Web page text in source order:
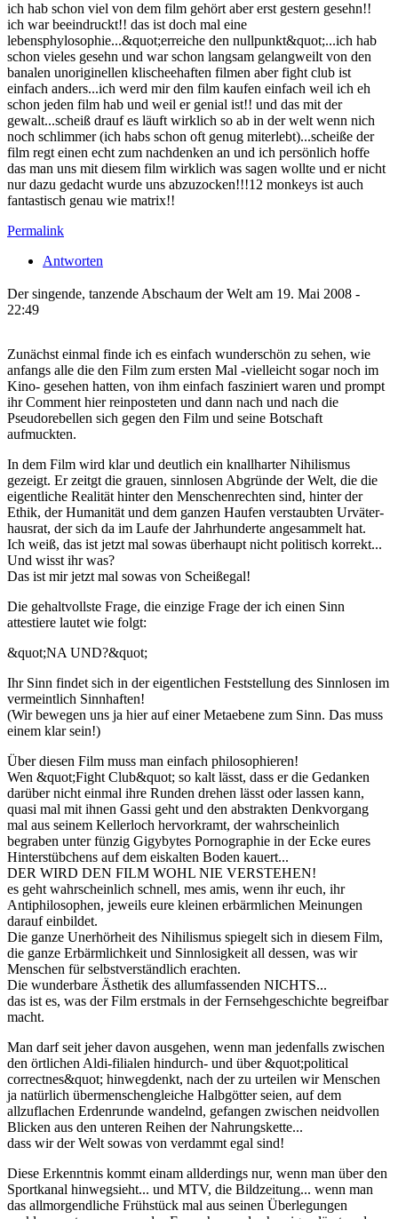
ich hab schon viel von dem film gehört aber erst gestern gesehn!!
ich war beeindruckt!! das ist doch mal eine
lebensphylosophie...&quot;erreiche den nullpunkt&quot;...ich hab
schon vieles gesehn und war schon langsam gelangweilt von den
banalen unoriginellen klischeehaften filmen aber fight club ist
einfach anders...ich werd mir den film kaufen einfach weil ich eh
schon jeden film hab und weil er genial ist!! und das mit der
gewalt...scheiß drauf es läuft wirklich so ab in der welt wenn nich
noch schlimmer (ich habs schon oft genug miterlebt)...scheiße der
film regt einen echt zum nachdenken an und ich persönlich hoffe
das man uns mit diesem film wirklich was sagen wollte und er nicht
nur dazu gedacht wurde uns abzuzocken!!!12 monkeys ist auch
fantastisch genau wie matrix!!
Permalink
Antworten
Der singende, tanzende Abschaum der Welt am 19. Mai 2008 -
22:49
Zunächst einmal finde ich es einfach wunderschön zu sehen, wie
anfangs alle die den Film zum ersten Mal -vielleicht sogar noch im
Kino- gesehen hatten, von ihm einfach fasziniert waren und prompt
ihr Comment hier reinposteten und dann nach und nach die
Pseudorebellen sich gegen den Film und seine Botschaft
aufmuckten.
In dem Film wird klar und deutlich ein knallharter Nihilismus
gezeigt. Er zeitgt die grauen, sinnlosen Abgründe der Welt, die die
eigentliche Realität hinter den Menschenrechten sind, hinter der
Ethik, der Humanität und dem ganzen Haufen verstaubten Urväter-
hausrat, der sich da im Laufe der Jahrhunderte angesammelt hat.
Ich weiß, das ist jetzt mal sowas überhaupt nicht politisch korrekt...
Und wisst ihr was?
Das ist mir jetzt mal sowas von Scheißegal!
Die gehaltvollste Frage, die einzige Frage der ich einen Sinn
attestiere lautet wie folgt:
&quot;NA UND?&quot;
Ihr Sinn findet sich in der eigentlichen Feststellung des Sinnlosen im
vermeintlich Sinnhaften!
(Wir bewegen uns ja hier auf einer Metaebene zum Sinn. Das muss
einem klar sein!)
Über diesen Film muss man einfach philosophieren!
Wen &quot;Fight Club&quot; so kalt lässt, dass er die Gedanken
darüber nicht einmal ihre Runden drehen lässt oder lassen kann,
quasi mal mit ihnen Gassi geht und den abstrakten Denkvorgang
mal aus seinem Kellerloch hervorkramt, der wahrscheinlich
begraben unter fünzig Gigybytes Pornographie in der Ecke eures
Hinterstübchens auf dem eiskalten Boden kauert...
DER WIRD DEN FILM WOHL NIE VERSTEHEN!
es geht wahrscheinlich schnell, mes amis, wenn ihr euch, ihr
Antiphilosophen, jeweils eure kleinen erbärmlichen Meinungen
darauf einbildet.
Die ganze Unerhörheit des Nihilismus spiegelt sich in diesem Film,
die ganze Erbärmlichkeit und Sinnlosigkeit all dessen, was wir
Menschen für selbstverständlich erachten.
Die wunderbare Ästhetik des allumfassenden NICHTS...
das ist es, was der Film erstmals in der Fernsehgeschichte begreifbar
macht.
Man darf seit jeher davon ausgehen, wenn man jedenfalls zwischen
den örtlichen Aldi-filialen hindurch- und über &quot;political
correctnes&quot; hinwegdenkt, nach der zu urteilen wir Menschen
ja natürlich übermenschengleiche Halbgötter seien, auf dem
allzuflachen Erdenrunde wandelnd, gefangen zwischen neidvollen
Blicken aus den unteren Reihen der Nahrungskette...
dass wir der Welt sowas von verdammt egal sind!
Diese Erkenntnis kommt einam allderdings nur, wenn man über den
Sportkanal hinwegsieht... und MTV, die Bildzeitung... wenn man
das allmorgendliche Frühstück mal aus seinen Überlegungen